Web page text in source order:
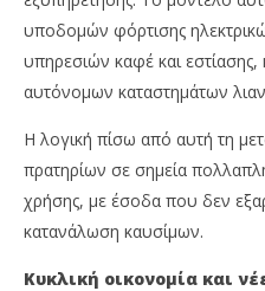
υποδομών φόρτισης
υπηρεσιών καφέ και εστίασης,
αυτόνομων καταστημάτων
Η λογική πίσω από αυτή τη
πρατηρίων σε σημεία
χρήσης, με έσοδα που δεν
κατανάλωση καυσίμων.
Κυκλική οικονομία και